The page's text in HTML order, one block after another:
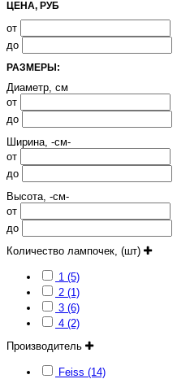
ЦЕНА, РУБ
от
до
РАЗМЕРЫ:
Диаметр, см
от
до
Ширина, -см-
от
до
Высота, -см-
от
до
Количество лампочек, (шт)
1 (5)
2 (1)
3 (6)
4 (2)
Производитель
Feiss (14)